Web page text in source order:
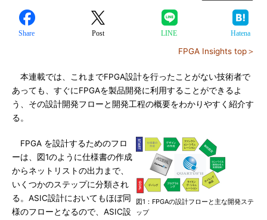
Share Post LINE Hatena
FPGA Insights top＞
本連載では、これまでFPGA設計を行ったことがない技術者で
あっても、すぐにFPGAを製品開発に利用することができるよ
う、その設計開発フローと開発工程の概要をわかりやすく紹介す
る。
図1：FPGAの設計フローと主な開発ステ
ップ
FPGA を設計するためのフロ
ーは、図1のように仕様書の作成
からネットリストの出力まで、
いくつかのステップに分類され
る。ASIC設計においてもほぼ同
様のフローとなるので、ASIC設